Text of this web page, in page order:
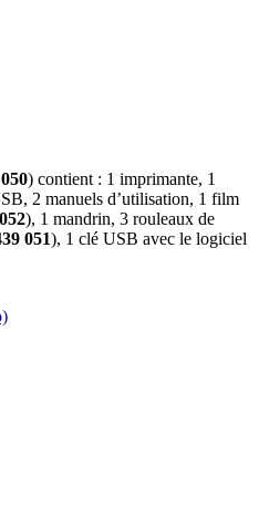
) contient : 1 imprimante, 1
2 manuels d’utilisation, 1 film
), 1 mandrin, 3 rouleaux de
051), 1 clé USB avec le logiciel